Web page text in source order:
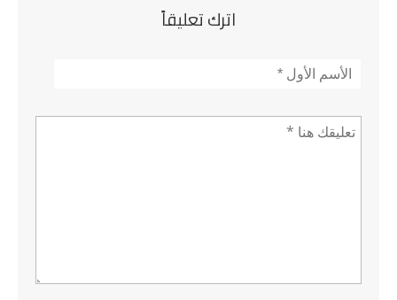
اترك تعليقاً
الأسم*
تعليق *